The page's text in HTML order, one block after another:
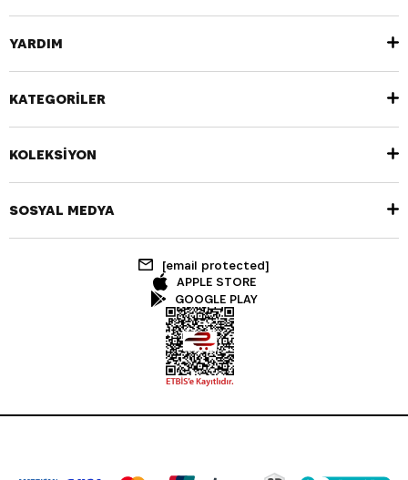
YARDIM
KATEGORİLER
KOLEKSİYON
SOSYAL MEDYA
[email protected]
APPLE STORE
GOOGLE PLAY